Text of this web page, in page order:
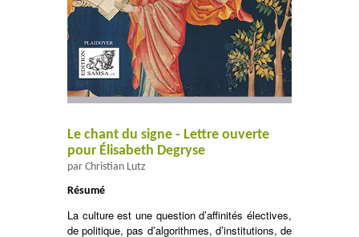
Le chant du signe - Lettre ouverte
pour Élisabeth Degryse
par Christian Lutz
Résumé
La culture est une question d’affinités électives,
de politique, pas d’algorithmes, d’institutions, de